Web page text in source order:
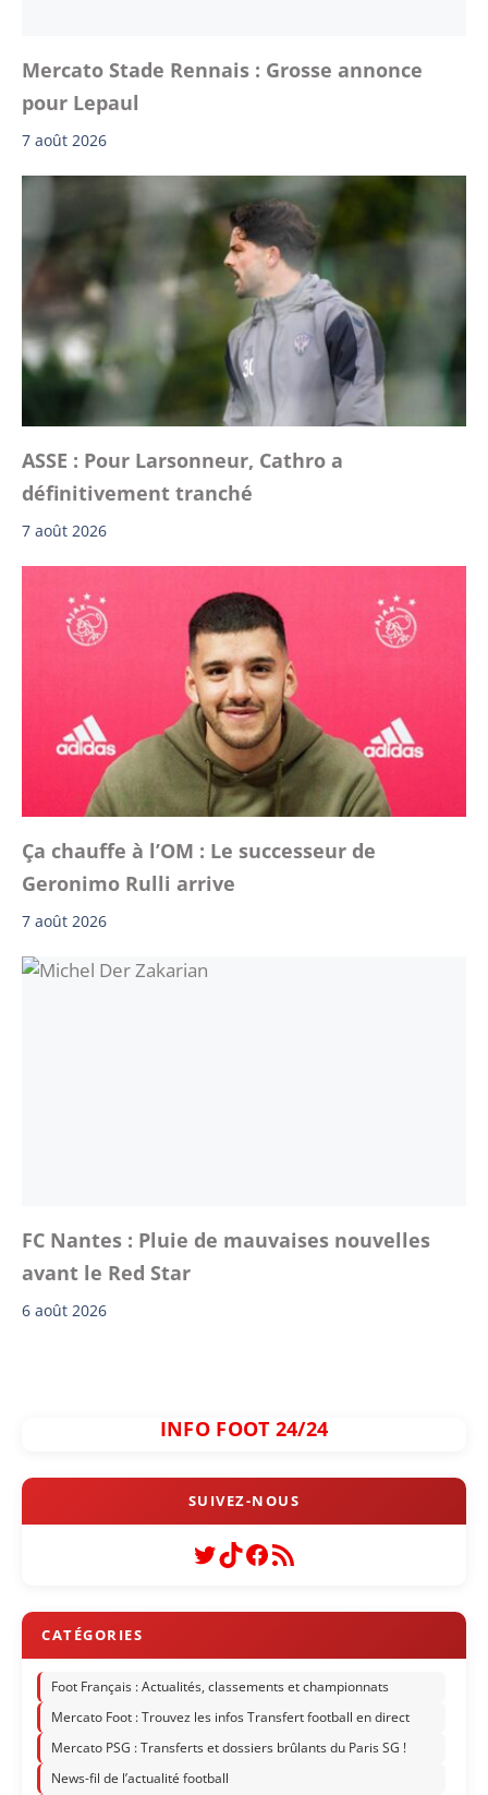
Mercato Stade Rennais : Grosse annonce
pour Lepaul
7 août 2026
ASSE : Pour Larsonneur, Cathro a
définitivement tranché
7 août 2026
Ça chauffe à l’OM : Le successeur de
Geronimo Rulli arrive
7 août 2026
FC Nantes : Pluie de mauvaises nouvelles
avant le Red Star
6 août 2026
INFO FOOT 24/24
Twitter
TikTok
Facebook
Flux RSS
Foot Français : Actualités, classements et championnats
Mercato Foot : Trouvez les infos Transfert football en direct
Mercato PSG : Transferts et dossiers brûlants du Paris SG !
News-fil de l’actualité football